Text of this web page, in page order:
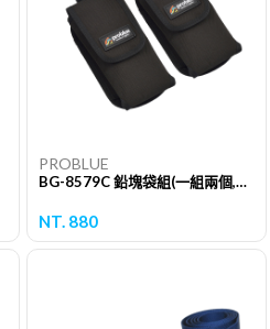
PROBLUE
BG-8579C 鉛塊袋組(一組兩個,SAS替代品)
NT. 880